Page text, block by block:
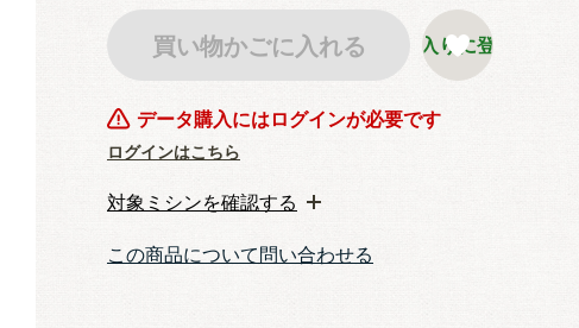
データ購入にはログインが必要です
買い物かごに入れる
ログインはこちら
お気に入りに登録する
対象ミシンを確認する
この商品について問い合わせる